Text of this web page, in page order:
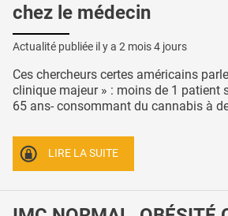
chez le médecin
Actualité publiée il y a 2 mois 4 jours
Ces chercheurs certes américains
clinique majeur » : moins de 1 patient
65 ans- consommant du cannabis à
LIRE LA SUITE